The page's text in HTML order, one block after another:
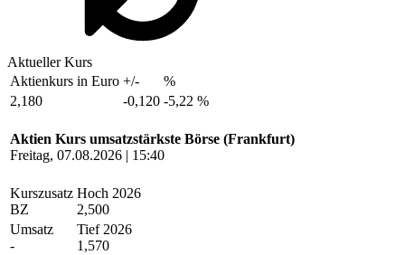
Aktueller Kurs
Aktienkurs in Euro +/-
%
2,180
-0,120 -5,22 %
Aktien Kurs umsatzstärkste Börse (Frankfurt)
Freitag, 07.08.2026 | 15:40
Kurszusatz
BZ
Hoch 2026
2,500
Umsatz
-
Tief 2026
1,570